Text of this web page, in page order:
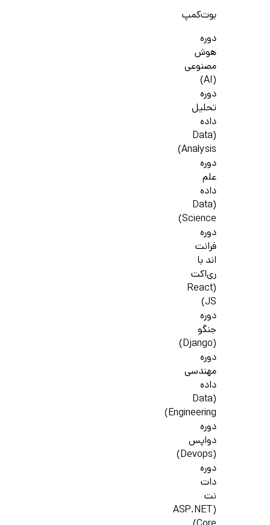
بوت‌کمپ
دوره
هوش
مصنوعی
(AI)
دوره
تحلیل
داده
(Data
Analysis)
دوره
علم
داده
(Data
Science)
دوره
فرانت
اند با
ری‌اکت
(React
JS)
دوره
جنگو
(Django)
دوره
مهندسی
داده
(Data
Engineering)
دوره
دواپس
(Devops)
دوره
دات
نت
(ASP.NET